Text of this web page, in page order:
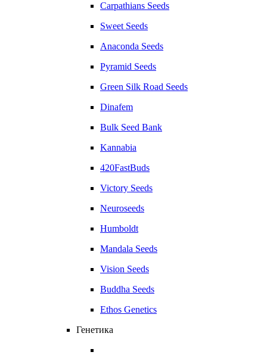
Carpathians Seeds
Sweet Seeds
Anaconda Seeds
Pyramid Seeds
Green Silk Road Seeds
Dinafem
Bulk Seed Bank
Kannabia
420FastBuds
Victory Seeds
Neuroseeds
Humboldt
Mandala Seeds
Vision Seeds
Buddha Seeds
Ethos Genetics
Генетика